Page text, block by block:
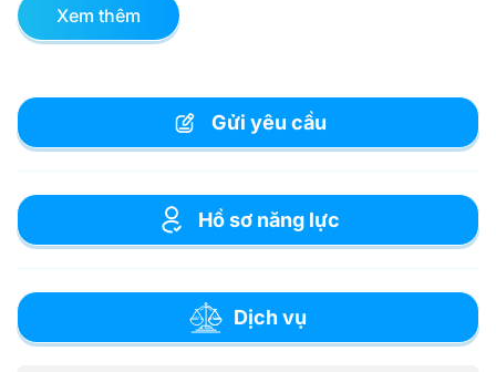
Xem thêm
Gửi yêu cầu
Hồ sơ năng lực
Dịch vụ